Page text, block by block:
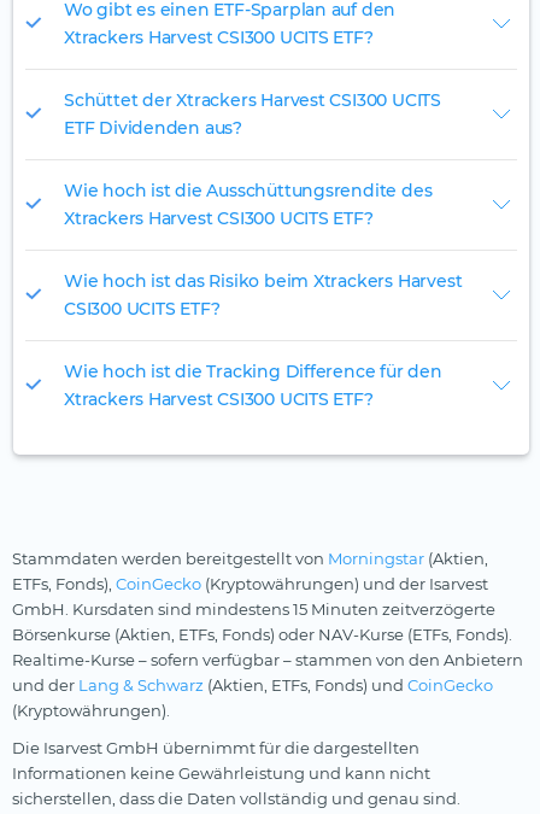
Wo gibt es einen ETF-Sparplan auf den
Xtrackers Harvest CSI300 UCITS ETF?
Schüttet der Xtrackers Harvest CSI300 UCITS
ETF Dividenden aus?
Wie hoch ist die Ausschüttungsrendite des
Xtrackers Harvest CSI300 UCITS ETF?
Wie hoch ist das Risiko beim Xtrackers Harvest
CSI300 UCITS ETF?
Wie hoch ist die Tracking Difference für den
Xtrackers Harvest CSI300 UCITS ETF?
Stammdaten werden bereitgestellt von Morningstar (Aktien,
ETFs, Fonds), CoinGecko (Kryptowährungen) und der Isarvest
GmbH. Kursdaten sind mindestens 15 Minuten zeitverzögerte
Börsenkurse (Aktien, ETFs, Fonds) oder NAV-Kurse (ETFs, Fonds).
Realtime-Kurse – sofern verfügbar – stammen von den Anbietern
und der Lang & Schwarz (Aktien, ETFs, Fonds) und CoinGecko
(Kryptowährungen).
Die Isarvest GmbH übernimmt für die dargestellten
Informationen keine Gewährleistung und kann nicht
sicherstellen, dass die Daten vollständig und genau sind.